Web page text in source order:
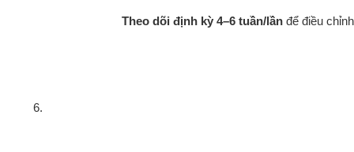
Theo dõi định kỳ 4–6 tuần/lần để điều